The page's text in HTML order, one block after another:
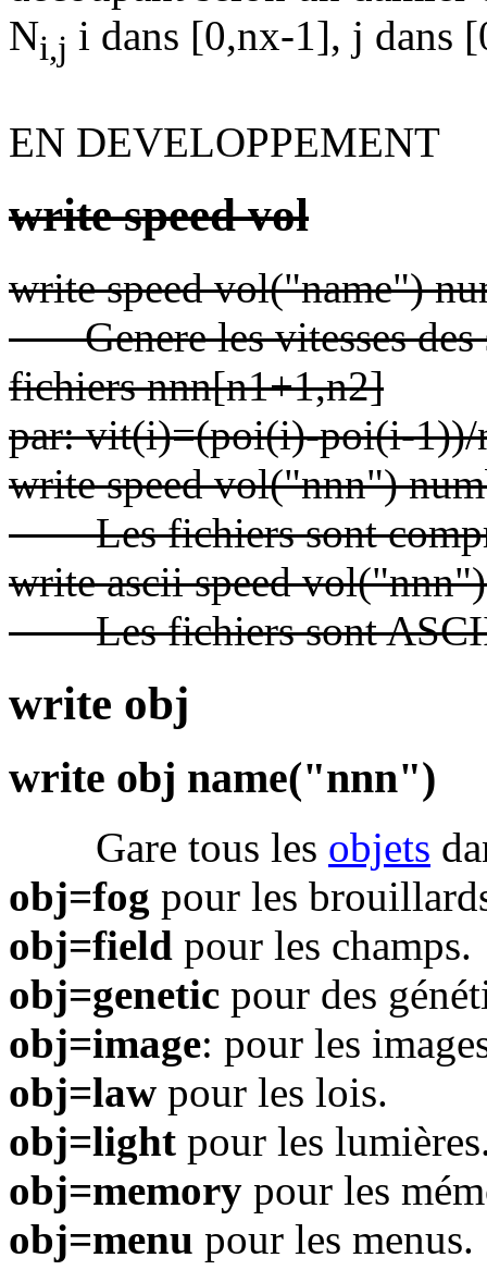
Ni,j i dans [0,nx-1], j dans
EN DEVELOPPEMENT
write speed vol
write speed vol("name")
Genere les vitesses des
fichiers nnn[n1+1,n2]
par: vit(i)=(poi(i)-poi(i-1))/
write speed vol("nnn")
Les fichiers sont
write ascii speed
Les fichiers sont
write obj
write obj name("nnn")
Gare tous les objets
obj=fog pour les
obj=field pour les champs.
obj=genetic pour des
obj=image: pour les
obj=law pour les lois.
obj=light pour les
obj=memory pour les
obj=menu pour les menus.